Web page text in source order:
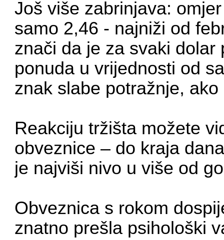
Još više zabrinjava:
samo 2,46 - najniži od
znači da je za svaki
ponuda u vrijednosti od
znak slabe potražnje,
Reakciju tržišta možete
obveznice – do kraja
je najviši nivo u više od
Obveznica s rokom
znatno prešla psihološki